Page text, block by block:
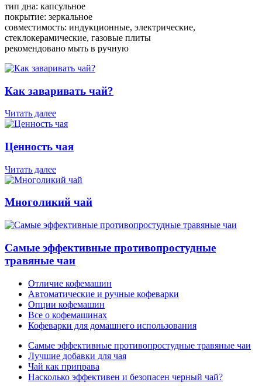
тип дна: капсульное
покрытие: зеркальное
совместимость: индукционные, электрические,
стеклокерамические, газовые плиты
рекомендовано мыть в ручную
Как заваривать чай?
Читать далее
Ценность чая
Читать далее
Многоликий чай
Самые эффективные противопростудные
травяные чаи
Отличие кофемашин
Автоматические и ручные кофеварки
Опции кофемашин
Все о кофемашинах
Кофеварки для домашнего использования
Самые эффективные противопростудные травяные чаи
Лучшие добавки для чая
Чай как приправа
Насколько эффективен и безопасен черный чай?